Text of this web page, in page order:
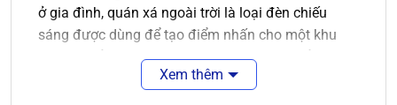
ở gia đình, quán xá ngoài trời là loại đèn chiếu
sáng được dùng để tạo điểm nhấn cho một khu
vực cụ thể như hàng rào, lối đi sân vườn, cổng nhà,
cột hiên ngoài trời…Xem thêm